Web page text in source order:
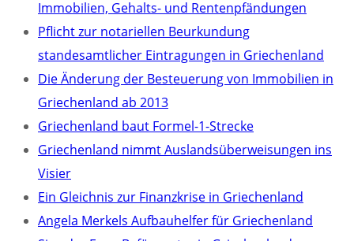
Immobilien, Gehalts- und Rentenpfändungen
Pflicht zur notariellen Beurkundung
standesamtlicher Eintragungen in Griechenland
Die Änderung der Besteuerung von Immobilien in
Griechenland ab 2013
Griechenland baut Formel-1-Strecke
Griechenland nimmt Auslandsüberweisungen ins
Visier
Ein Gleichnis zur Finanzkrise in Griechenland
Angela Merkels Aufbauhelfer für Griechenland